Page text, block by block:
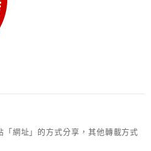
網址」的方式分享，其他轉載方式